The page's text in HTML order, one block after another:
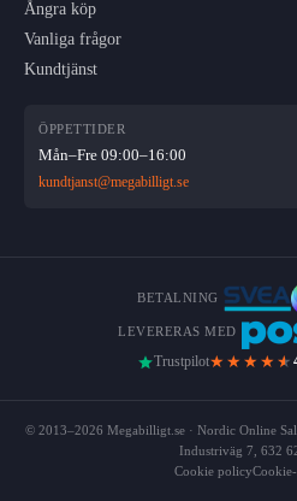
Ångra köp
Vanliga frågor
Kundtjänst
ÖPPETTIDER
Mån–Fre 09:00–16:00
kundtjanst@megabilligt.se
BETALNING
LEVERERAS MED
Trustpilot★★★★ ★
© 2013–2026 Megabilligt.se · Nordic Online
Industriväg 7, 632
Cookie policy